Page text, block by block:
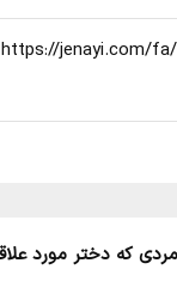
مردی که دختر مورد